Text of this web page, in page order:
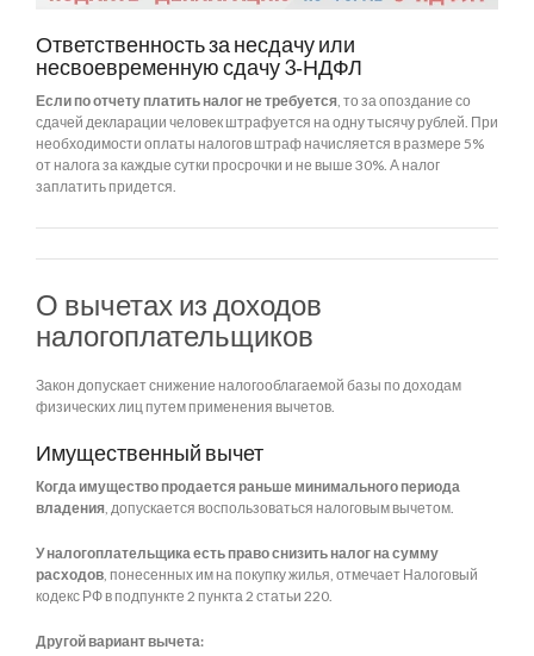
Ответственность за несдачу или
несвоевременную сдачу 3‑НДФЛ
Если по отчету платить налог не требуется, то за опоздание со
сдачей декларации человек штрафуется на одну тысячу рублей. При
необходимости оплаты налогов штраф начисляется в размере 5%
от налога за каждые сутки просрочки и не выше 30%. А налог
заплатить придется.
О вычетах из доходов
налогоплательщиков
Закон допускает снижение налогооблагаемой базы по доходам
физических лиц путем применения вычетов.
Имущественный вычет
Когда имущество продается раньше минимального периода
владения, допускается воспользоваться налоговым вычетом.
У налогоплательщика есть право снизить налог на сумму
расходов, понесенных им на покупку жилья, отмечает Налоговый
кодекс РФ в подпункте 2 пункта 2 статьи 220.
Другой вариант вычета: